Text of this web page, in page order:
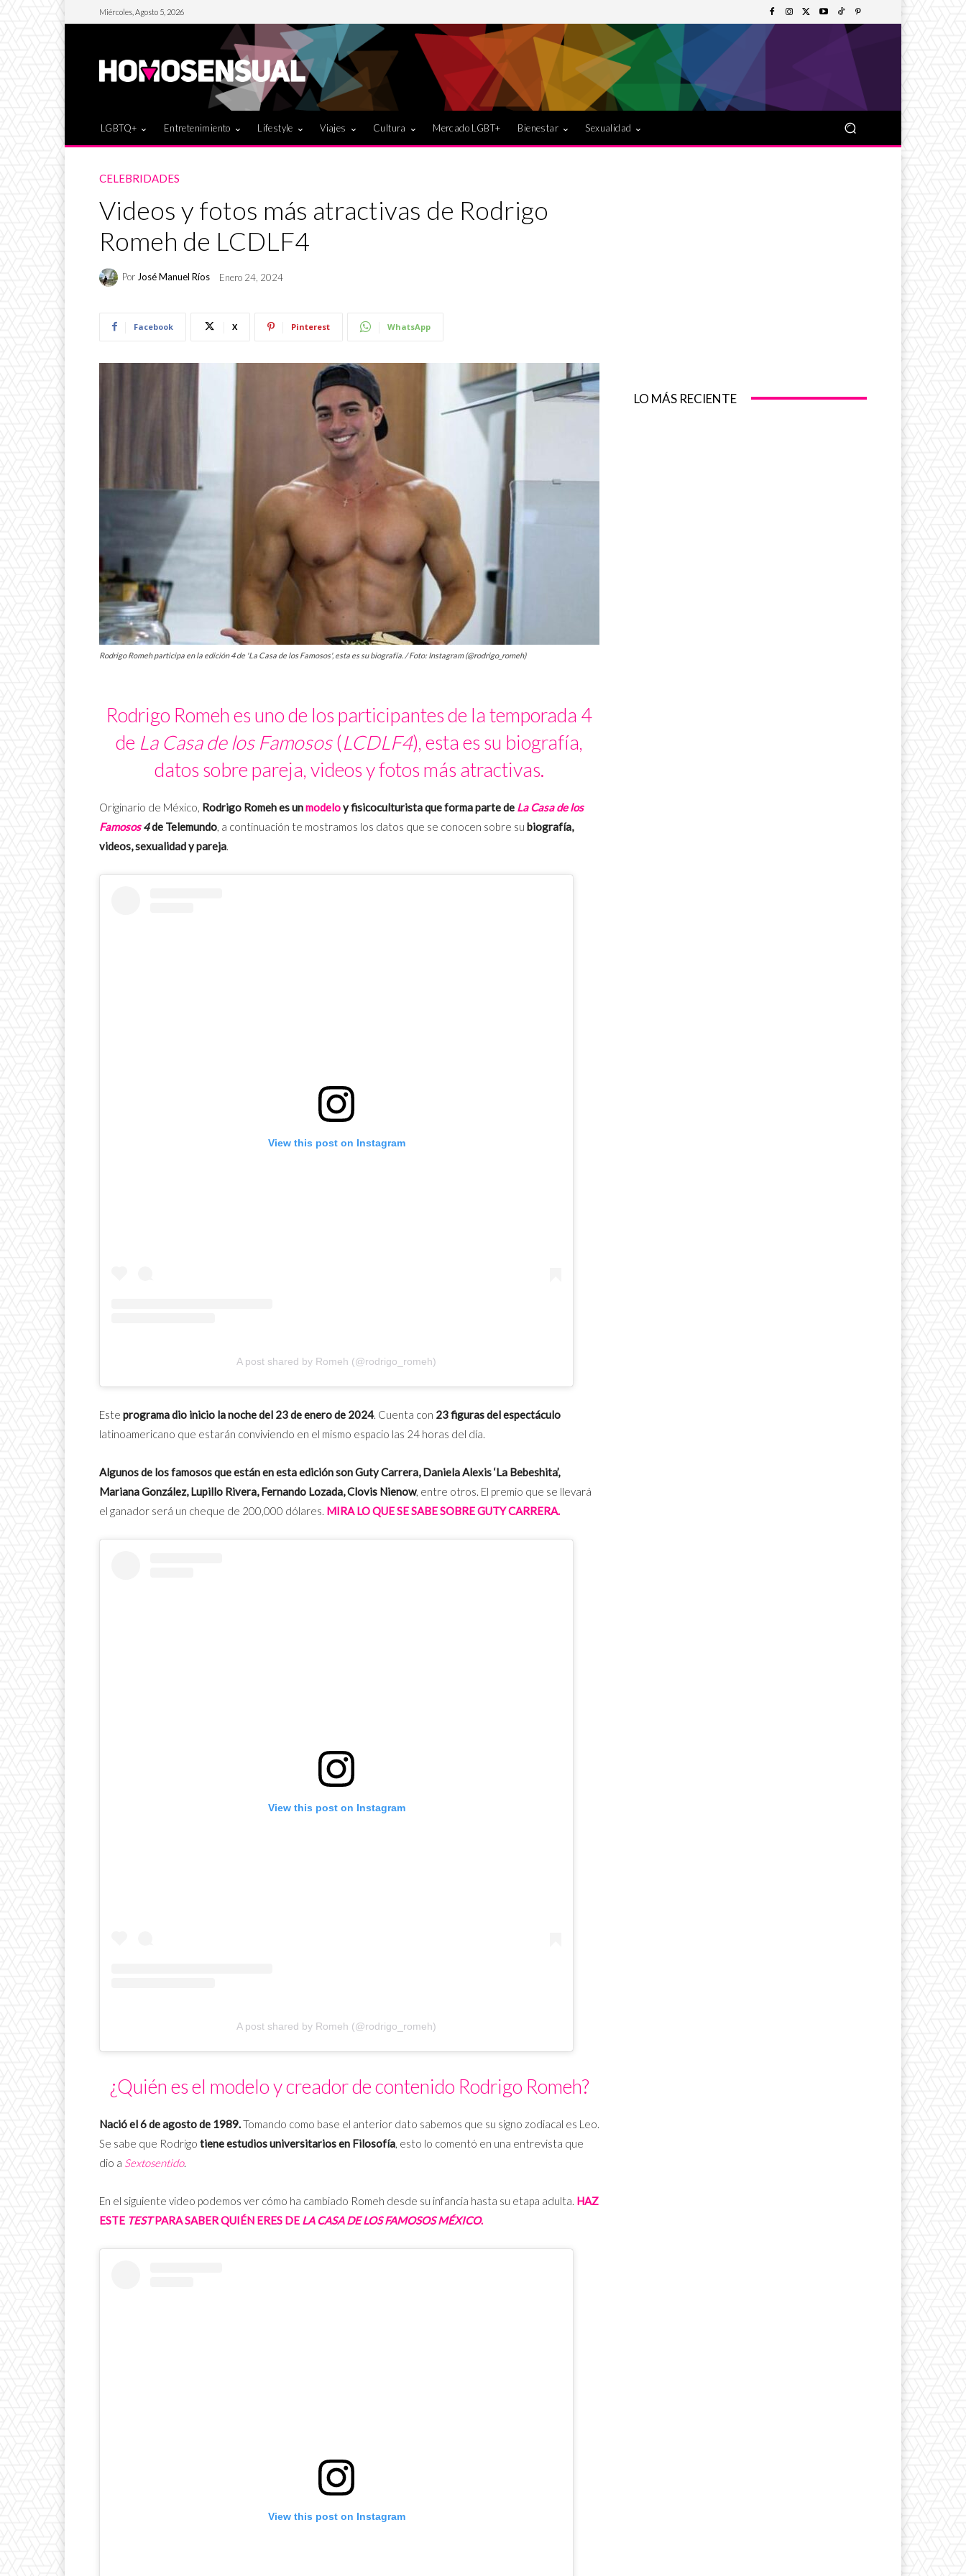
Miércoles, Agosto 5, 2026
LGBTQ+ Entretenimiento Lifestyle Viajes Cultura Mercado LGBT+ Bienestar Sexualidad
CELEBRIDADES
Videos y fotos más atractivas de Rodrigo
Romeh de LCDLF4
PorJosé Manuel Ríos Enero 24, 2024
Facebook X Pinterest WhatsApp
Rodrigo Romeh participa en la edición 4 de 'La Casa de los Famosos', esta es su biografía. / Foto: Instagram (@rodrigo_romeh)
Rodrigo Romeh es uno de los participantes de la temporada 4
de La Casa de los Famosos(LCDLF4), esta es su biografía,
datos sobre pareja, videos y fotos más atractivas.
Originario de México, Rodrigo Romeh es unmodeloy fisicoculturista que forma parte de La Casa de los
Famosos 4de Telemundo, a continuación te mostramos los datos que se conocen sobre su biografía,
videos, sexualidad y pareja.
View this post on Instagram
A post shared by Romeh (@rodrigo_romeh)
Este programa dio inicio la noche del 23 de enero de 2024. Cuenta con 23 figuras del espectáculo
latinoamericano que estarán conviviendo en el mismo espacio las 24 horas del día.
Algunos de los famosos que están en esta edición son Guty Carrera, Daniela Alexis ‘La Bebeshita’,
Mariana González, Lupillo Rivera, Fernando Lozada, Clovis Nienow, entre otros. El premio que se llevará
el ganador será un cheque de 200,000 dólares. MIRA LO QUE SE SABE SOBRE GUTY CARRERA.
View this post on Instagram
A post shared by Romeh (@rodrigo_romeh)
¿Quién es el modelo y creador de contenido Rodrigo Romeh?
Nació el 6 de agosto de 1989.Tomando como base el anterior dato sabemos que su signo zodiacal es Leo.
Se sabe que Rodrigo tiene estudios universitarios en Filosofía , esto lo comentó en una entrevista que
dio a Sextosentido.
En el siguiente video podemos ver cómo ha cambiado Romeh desde su infancia hasta su etapa adulta. HAZ
ESTE TESTPARA SABER QUIÉN ERES DE LA CASA DE LOS FAMOSOS MÉXICO.
View this post on Instagram
LO MÁS RECIENTE